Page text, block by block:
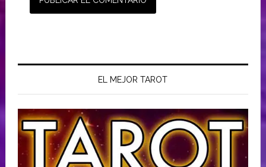
EL MEJOR TAROT